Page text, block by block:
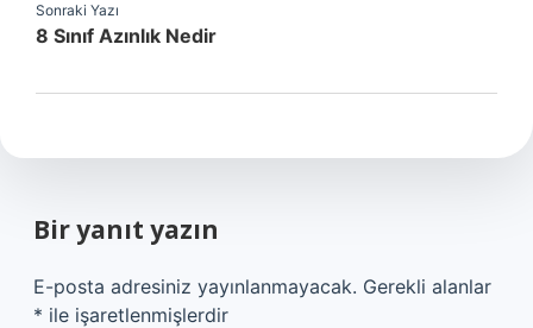
Sonraki Yazı
8 Sınıf Azınlık Nedir
Bir yanıt yazın
E-posta adresiniz yayınlanmayacak. Gerekli alanlar
* ile işaretlenmişlerdir